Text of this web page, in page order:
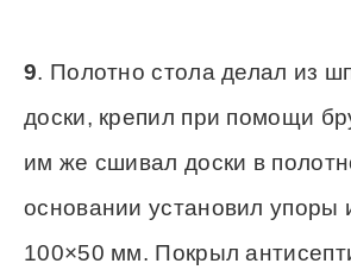
9. Полотно стола делал из
доски, крепил при помощи
им же сшивал доски в
основании установил упоры
100×50 мм. Покрыл